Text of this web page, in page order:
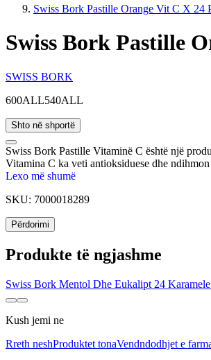
Swiss Bork Pastille Orange Vit C X 24
Swiss Bork Pastille
SWISS BORK
600ALL540ALL
Shto në shportë
Swiss Bork Pastille Vitaminë C është një
Vitamina C ka veti antioksiduese dhe
Lexo më shumë
SKU: 7000018289
Përdorimi
Produkte të ngjashme
Swiss Bork Mentol Dhe Eukalipt 24 Karamele
Kush jemi ne
Rreth neshProduktet tonaVendndodhjet e